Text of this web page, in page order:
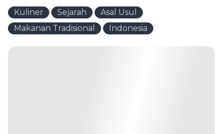
Kuliner Sejarah
Asal Usul
Makanan Tradisional
Indonesia